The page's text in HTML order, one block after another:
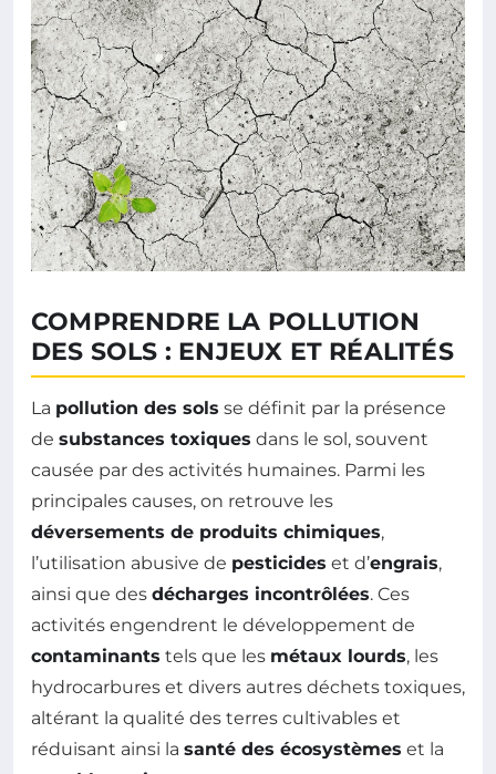
COMPRENDRE LA POLLUTION
DES SOLS : ENJEUX ET RÉALITÉS
La pollution des sols se définit par la présence
de substances toxiques dans le sol, souvent
causée par des activités humaines. Parmi les
principales causes, on retrouve les
déversements de produits chimiques,
l’utilisation abusive de pesticides et d’engrais,
ainsi que des décharges incontrôlées. Ces
activités engendrent le développement de
contaminants tels que les métaux lourds, les
hydrocarbures et divers autres déchets toxiques,
altérant la qualité des terres cultivables et
réduisant ainsi la santé des écosystèmes et la